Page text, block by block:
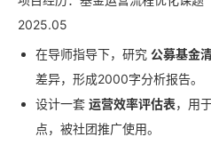
2025.05
在导师指导下，研究 公募基金
差异，形成2000字分析报告。
设计一套 运营效率评估表，用
点，被社团推广使用。